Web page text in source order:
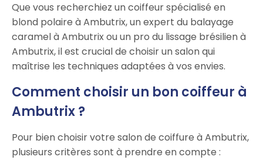
Que vous recherchiez un coiffeur spécialisé en
blond polaire à Ambutrix, un expert du balayage
caramel à Ambutrix ou un pro du lissage brésilien à
Ambutrix, il est crucial de choisir un salon qui
maîtrise les techniques adaptées à vos envies.
Comment choisir un bon coiffeur à
Ambutrix ?
Pour bien choisir votre salon de coiffure à Ambutrix,
plusieurs critères sont à prendre en compte :